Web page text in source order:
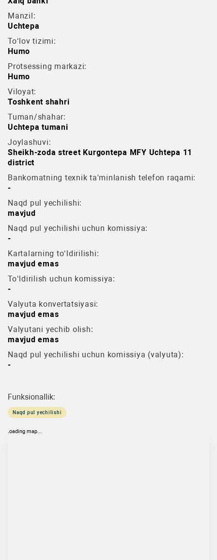
Manzil:
Uchtepa
To‘lov tizimi:
Humo
Protsessing markazi:
Humo
Viloyat:
Toshkent shahri
Tuman/shahar:
Uchtepa tumani
Joylashuvi:
Sheikh-zoda street Kurgontepa MFY Uchtepa 11
district
Bankomatning texnik ta'minlanish telefon raqami:
-
Naqd pul yechilishi:
mavjud
Naqd pul yechilishi uchun komissiya:
-
Kartalarning to‘ldirilishi:
mavjud emas
To‘ldirilish uchun komissiya:
-
Valyuta konvertatsiyasi:
mavjud emas
Valyutani yechib olish:
mavjud emas
Naqd pul yechilishi uchun komissiya (valyuta):
-
Funksionallik:
Naqd pul yechilishi
loading map...